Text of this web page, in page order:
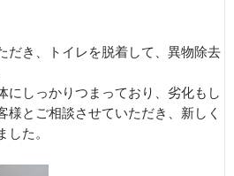
だき、トイレを脱着して、異物除去
にしっかりつまっており、劣化もし
様とご相談させていただき、新しく
した。